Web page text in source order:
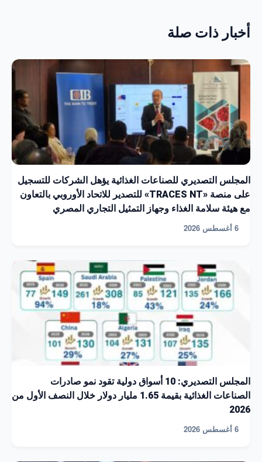
أخبار ذات صلة
المجلس التصديري للصناعات الغذائية يؤهل الشركات للتسجيل
على منصة «TRACES NT» للتصدير للاتحاد الأوروبي بالتعاون
مع هيئة سلامة الغذاء وجهاز التمثيل التجاري المصري
6 أغسطس 2026
المجلس التصديري: 10 أسواق دولية تقود نمو صادرات
الصناعات الغذائية بقيمة 1.65 مليار دولار خلال النصف الأول من
2026
6 أغسطس 2026